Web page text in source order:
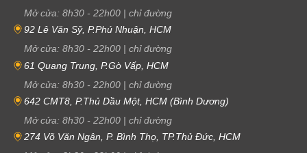
Mở cửa: 8h30 - 22h00 | chỉ đường
92 Lê Văn Sỹ, P.Phú Nhuận, HCM
Mở cửa: 8h30 - 22h00 | chỉ đường
61 Quang Trung, P.Gò Vấp, HCM
Mở cửa: 8h30 - 22h00 | chỉ đường
642 CMT8, P.Thủ Dầu Một, HCM (Bình Dương)
Mở cửa: 8h30 - 22h00 | chỉ đường
274 Võ Văn Ngân, P. Bình Thọ, TP.Thủ Đức, HCM